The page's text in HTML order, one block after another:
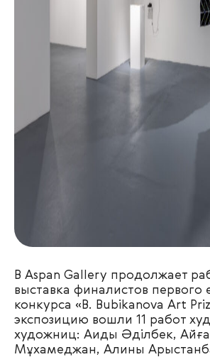
В Aspan Gallery продолжает
выставка финалистов первого
конкурса «B. Bubikanova Art
экспозицию вошли 11 работ
художниц: Аиды Әділбек,
Мұхамеджан, Алины